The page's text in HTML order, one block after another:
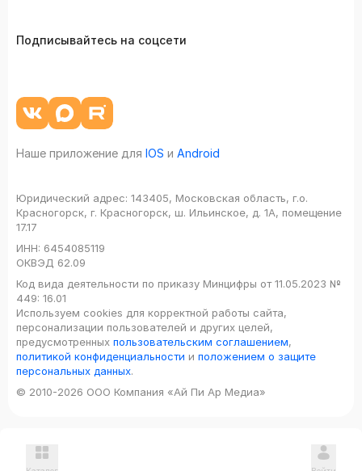
Подписывайтесь на соцсети
Наше приложение для IOS и Android
Юридический адрес: 143405, Московская область, г.о.
Красногорск, г. Красногорск, ш. Ильинское, д. 1А, помещение
17.17
ИНН: 6454085119
ОКВЭД 62.09
Код вида деятельности по приказу Минцифры от 11.05.2023 №
449: 16.01
Используем cookies для корректной работы сайта,
персонализации пользователей и других целей,
предусмотренных пользовательским соглашением,
политикой конфиденциальности и положением о защите
персональных данных.
© 2010-2026 ООО Компания «Ай Пи Ар Медиа»